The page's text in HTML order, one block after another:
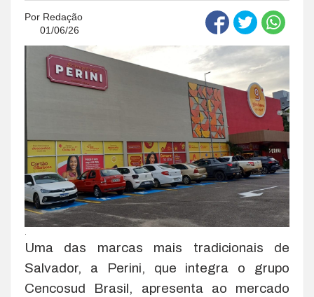
Por Redação
01/06/26
.
Uma das marcas mais tradicionais de
Salvador, a Perini, que integra o grupo
Cencosud Brasil, apresenta ao mercado